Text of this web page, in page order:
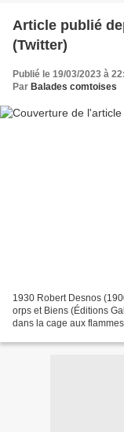
Article publié depuis Overblog et
(Twitter)
Publié le 19/03/2023 à
Par Balades comtoises
1930 Robert Desnos
orps et Biens (Éditions
dans la cage aux